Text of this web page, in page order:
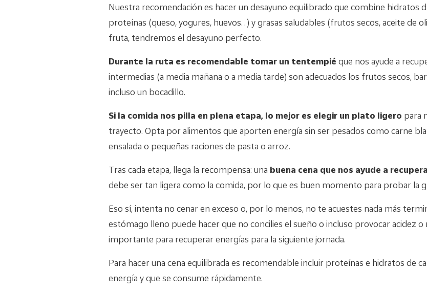
Nuestra recomendación es hacer un desayuno equilibrado que combine hidratos
proteínas (queso, yogures, huevos…) y grasas saludables (frutos secos, aceite de
fruta, tendremos el desayuno perfecto.
Durante la ruta es recomendable tomar un tentempié que nos ayude a
intermedias (a media mañana o a media tarde) son adecuados los frutos secos,
incluso un bocadillo.
Si la comida nos pilla en plena etapa, lo mejor es elegir un plato ligero para
trayecto. Opta por alimentos que aporten energía sin ser pesados como carne
ensalada o pequeñas raciones de pasta o arroz.
Tras cada etapa, llega la recompensa: una buena cena que nos ayude a
debe ser tan ligera como la comida, por lo que es buen momento para probar la
Eso sí, intenta no cenar en exceso o, por lo menos, no te acuestes nada más
estómago lleno puede hacer que no concilies el sueño o incluso provocar acidez o
importante para recuperar energías para la siguiente jornada.
Para hacer una cena equilibrada es recomendable incluir proteínas e hidratos de
energía y que se consume rápidamente.